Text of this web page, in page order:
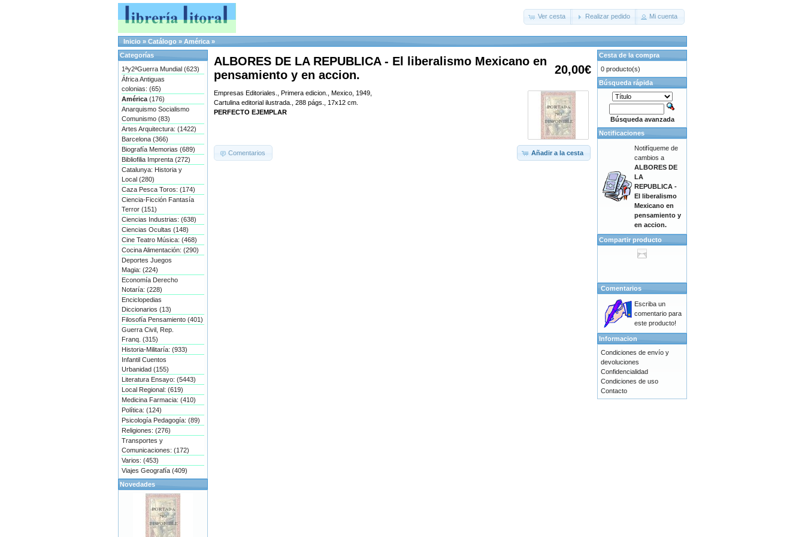
Ver cesta Realizar pedido Mi cuenta
Inicio » Catálogo » América »
20,00€
ALBORES DE LA REPUBLICA - El liberalismo Mexicano en
pensamiento y en accion.
Empresas Editoriales., Primera edicion., Mexico, 1949,
Cartulina editorial ilustrada., 288 págs., 17x12 cm.
PERFECTO EJEMPLAR
Añadir a la cesta
Comentarios
Categorías
1ªy2ªGuerra Mundial (623)
África Antiguas
colonias: (65)
América (176)
Anarquismo Socialismo
Comunismo (83)
Artes Arquitectura: (1422)
Barcelona (366)
Biografía Memorias (689)
Bibliofilia Imprenta (272)
Catalunya: Historia y
Local (280)
Caza Pesca Toros: (174)
Ciencia-Ficción Fantasía
Terror (151)
Ciencias Industrias: (638)
Ciencias Ocultas (148)
Cine Teatro Música: (468)
Cocina Alimentación: (290)
Deportes Juegos
Magia: (224)
Economía Derecho
Notaría: (228)
Enciclopedias
Diccionarios (13)
Filosofía Pensamiento (401)
Guerra Civil, Rep.
Franq. (315)
Historia-Militaría: (933)
Infantil Cuentos
Urbanidad (155)
Literatura Ensayo: (5443)
Local Regional: (619)
Medicina Farmacia: (410)
Política: (124)
Psicología Pedagogía: (89)
Religiones: (276)
Transportes y
Comunicaciones: (172)
Varios: (453)
Viajes Geografía (409)
Novedades
Cesta de la compra
0 producto(s)
Búsqueda rápida
Búsqueda avanzada
Notificaciones
Notifíqueme de
cambios a
ALBORES DE
LA
REPUBLICA -
El liberalismo
Mexicano en
pensamiento y
en accion.
Compartir producto
Comentarios
Escriba un
comentario para
este producto!
Informacion
Condiciones de envío y
devoluciones
Confidencialidad
Condiciones de uso
Contacto